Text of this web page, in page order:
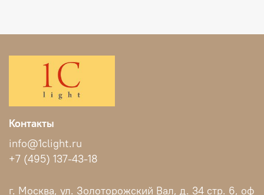
Контакты
info@1clight.ru
+7 (495) 137-43-18
г. Москва, ул. Золоторожский Вал, д. 34 стр. 6, оф